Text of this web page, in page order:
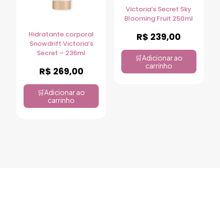
Hidratante corporal
Snowdrift Victoria’s
Secret – 236ml
R$ 269,00
Adicionar ao
carrinho
Victoria’s Secret Sky
Blooming Fruit 250ml
R$ 239,00
Adicionar ao
carrinho